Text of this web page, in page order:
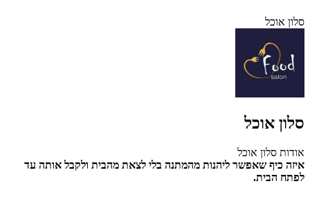
סלון אוכל
סלון אוכל
אודות סלון אוכל
איזה כיף שאפשר ליהנות מהמתנה בלי לצאת מהבית ולקבל אותה עד
לפתח הבית.